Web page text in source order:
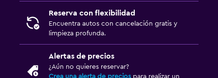
Reserva con flexibilidad
Encuentra autos con cancelación gratis y
limpieza profunda.
Alertas de precios
¿Aún no quieres reservar?